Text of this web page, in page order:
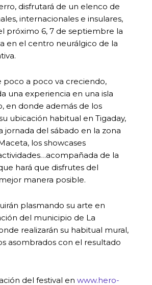
disfrutará de un elenco de
internacionales e insulares,
próximo 6, 7 de septiembre la
en el centro neurálgico de la
poco a poco va creciendo,
una experiencia en una isla
en donde además de los
ubicación habitual en Tigaday,
jornada del sábado en la zona
los showcases
de la
hará que disfrutes del
manera posible.
plasmando su arte en
del municipio de La
realizarán su habitual mural,
asombrados con el resultado
del festival en www.hero-